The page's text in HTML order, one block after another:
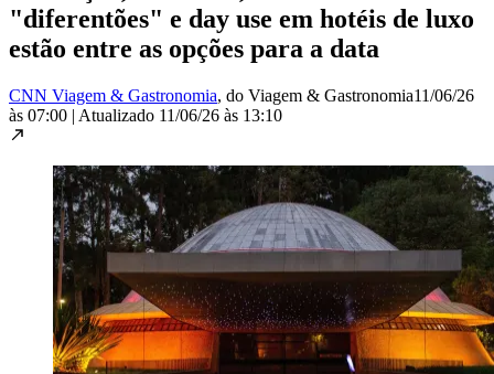
"diferentões" e day use em hotéis de luxo
estão entre as opções para a data
CNN Viagem & Gastronomia, do Viagem & Gastronomia11/06/26
às 07:00 | Atualizado 11/06/26 às 13:10